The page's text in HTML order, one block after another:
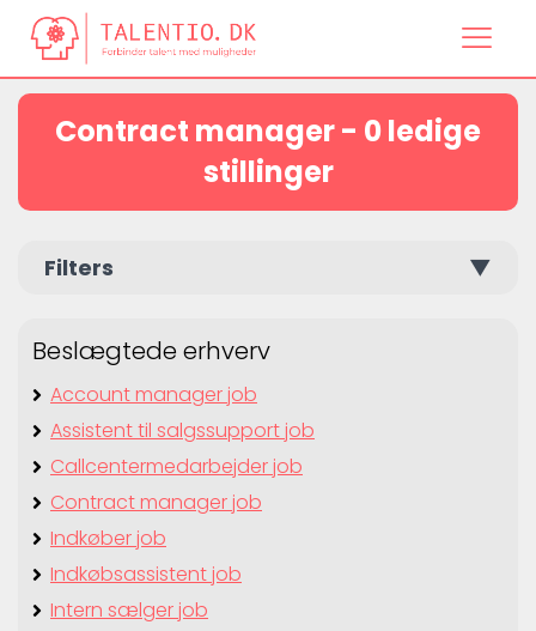
Contract manager - 0 ledige
stillinger
Filters ▼
Beslægtede erhverv
Account manager job
Assistent til salgssupport job
Callcentermedarbejder job
Contract manager job
Indkøber job
Indkøbsassistent job
Intern sælger job